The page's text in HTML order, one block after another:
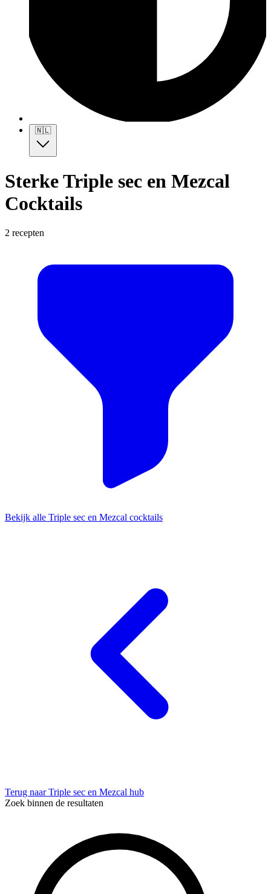
🇳🇱
Sterke Triple sec en Mezcal
Cocktails
2 recepten
Bekijk alle Triple sec en Mezcal cocktails
Terug naar Triple sec en Mezcal hub
Zoek binnen de resultaten